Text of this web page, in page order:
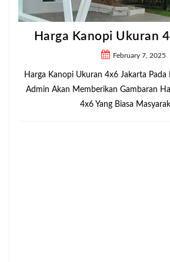
Harga Kanopi Ukuran
February 7, 2025
Harga Kanopi Ukuran 4x6 Jakarta Pada
Admin Akan Memberikan Gambaran
4x6 Yang Biasa